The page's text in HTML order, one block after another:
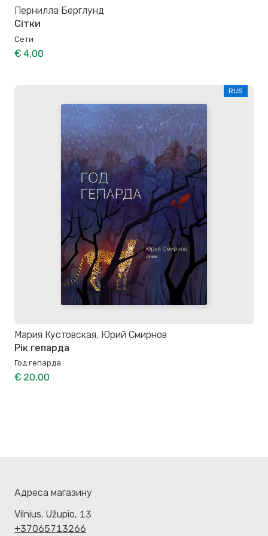
Пернилла Берглунд
Сітки
Сети
€ 4,00
RUS
Мария Кустовская, Юрий Смирнов
Рік гепарда
Год гепарда
€ 20,00
Адреса магазину
Vilnius. Užupio, 13
+37065713266